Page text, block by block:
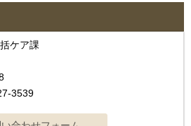
括ケア課
3539